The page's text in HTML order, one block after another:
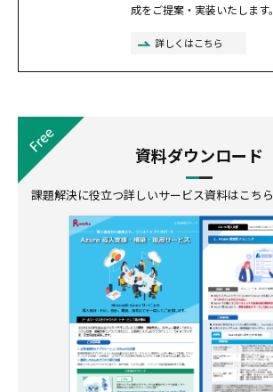
成をご提案・実装いたします。
詳しくはこちら
資料ダウンロード
課題解決に役立つ詳しいサービス資料はこちら